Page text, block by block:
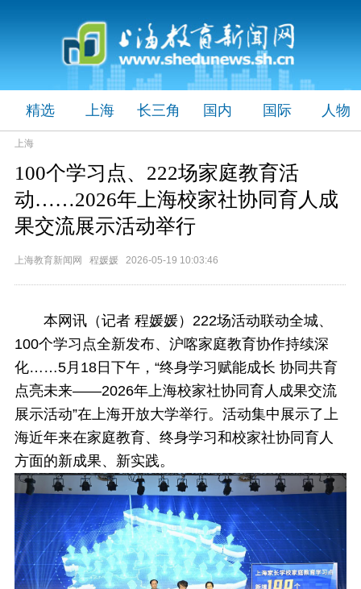
精选 上海 长三角 国内 国际 人物
上海
100个学习点、222场家庭教育活
动……2026年上海校家社协同育人成
果交流展示活动举行
上海教育新闻网 程媛媛 2026-05-19 10:03:46
本网讯（记者 程媛媛）222场活动联动全城、
100个学习点全新发布、沪喀家庭教育协作持续深
化……5月18日下午，“终身学习赋能成长 协同共育
点亮未来——2026年上海校家社协同育人成果交流
展示活动”在上海开放大学举行。活动集中展示了上
海近年来在家庭教育、终身学习和校家社协同育人
方面的新成果、新实践。